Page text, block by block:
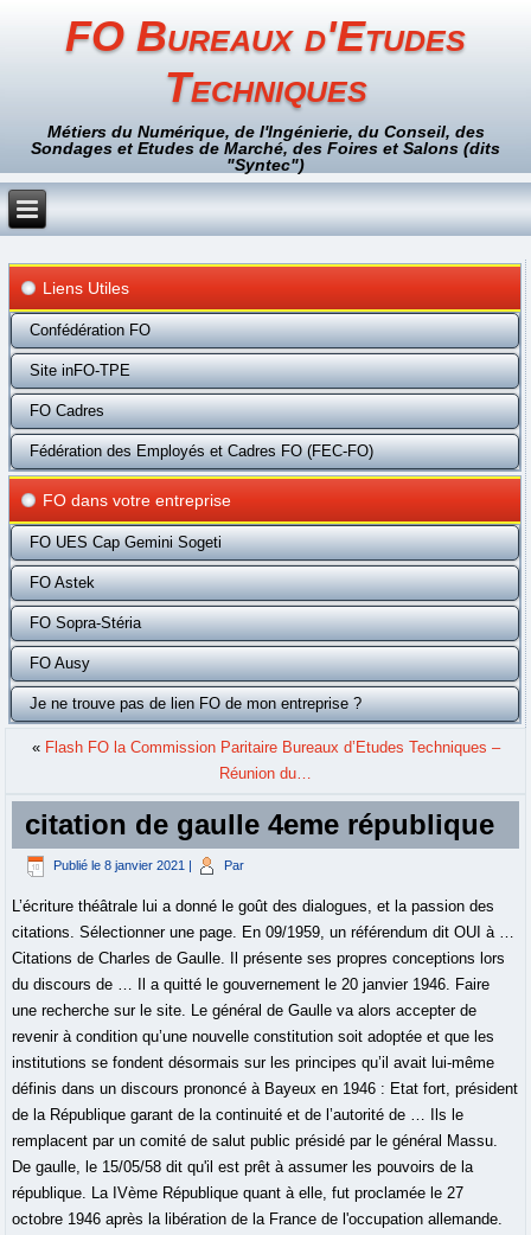
FO Bureaux d'Etudes
Techniques
Métiers du Numérique, de l'Ingénierie, du Conseil, des
Sondages et Etudes de Marché, des Foires et Salons (dits
"Syntec")
Liens Utiles
Confédération FO
Site inFO-TPE
FO Cadres
Fédération des Employés et Cadres FO (FEC-FO)
FO dans votre entreprise
FO UES Cap Gemini Sogeti
FO Astek
FO Sopra-Stéria
FO Ausy
Je ne trouve pas de lien FO de mon entreprise ?
« Flash FO la Commission Paritaire Bureaux d’Etudes Techniques –
Réunion du…
citation de gaulle 4eme république
Publié le 8 janvier 2021 Par
L’écriture théâtrale lui a donné le goût des dialogues, et la passion des
citations. Sélectionner une page. En 09/1959, un référendum dit OUI à …
Citations de Charles de Gaulle. Il présente ses propres conceptions lors
du discours de … Il a quitté le gouvernement le 20 janvier 1946. Faire
une recherche sur le site. Le général de Gaulle va alors accepter de
revenir à condition qu’une nouvelle constitution soit adoptée et que les
institutions se fondent désormais sur les principes qu’il avait lui-même
définis dans un discours prononcé à Bayeux en 1946 : Etat fort, président
de la République garant de la continuité et de l’autorité de … Ils le
remplacent par un comité de salut public présidé par le général Massu.
De gaulle, le 15/05/58 dit qu'il est prêt à assumer les pouvoirs de la
république. La IVème République quant à elle, fut proclamée le 27
octobre 1946 après la libération de la France de l'occupation allemande.